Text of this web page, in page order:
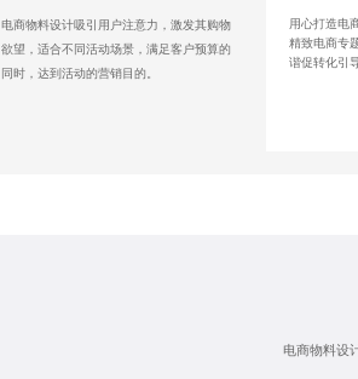
电商物料设计吸引用户注意力，激发其购物
欲望，适合不同活动场景，满足客户预算的
同时，达到活动的营销目的。
用心打造电
精致电商专
谐促转化引
电商物料设